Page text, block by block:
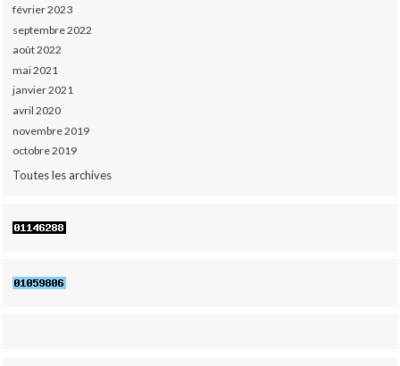
février 2023
septembre 2022
août 2022
mai 2021
janvier 2021
avril 2020
novembre 2019
octobre 2019
Toutes les archives